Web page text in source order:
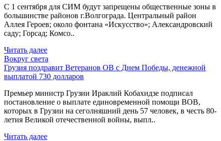
С 1 сентября для СИМ будут запрещены общественные зоны в
большинстве районов г.Волгограда. Центральный район
Аллея Героев; около фонтана «Искусство»; Александровский
саду; Горсад; Комсо..
Читать далее
Вокруг света
Грузия поздравит Ветеранов ОВ с Днем Победы, денежной
выплатой 730 долларов
Премьер министр Грузии Ираклий Кобахидзе подписал
постановление о выплате единовременной помощи ВОВ,
которых в Грузии на сеголняшний день 57 человек, в честь 80-
летия Великой отечественной войны, выпл..
Читать далее